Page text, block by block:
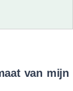
van mijn